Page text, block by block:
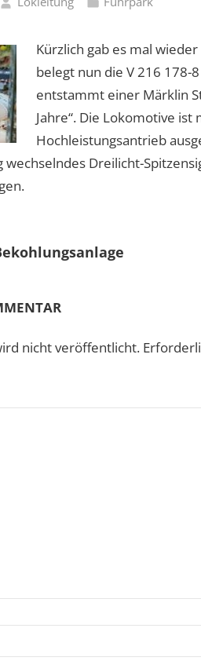
Kürzlich gab es mal
belegt nun die V 216 178-
entstammt einer Märklin
Jahre“. Die Lokomotive
Hochleistungsantrieb
wechselndes Dreilicht-
nicht veröffentlicht.